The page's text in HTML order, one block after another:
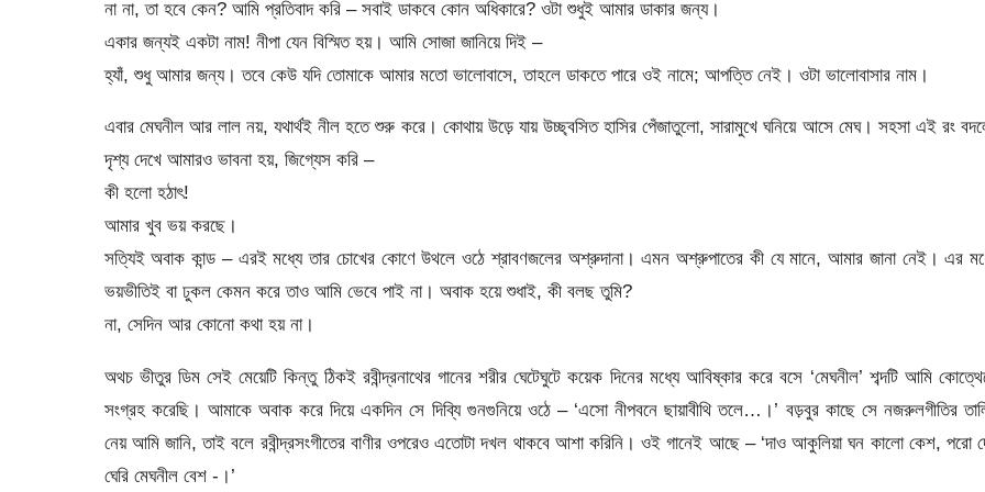
না না, তা হবে কেন? আমি প্রতিবাদ করি – সবাই ডাকবে কোন অধিকারে? ওটা শুধুই আমার ডাকার জন্য।
একার জন্যই একটা নাম! নীপা যেন বিস্মিত হয়। আমি সোজা জানিয়ে দিই –
হ্যাঁ, শুধু আমার জন্য। তবে কেউ যদি তোমাকে আমার মতো ভালোবাসে, তাহলে ডাকতে পারে ওই নামে; আপত্তি নেই। ওটা ভালোবাসার নাম।
এবার মেঘনীল আর লাল নয়, যথার্থই নীল হতে শুরু করে। কোথায় উড়ে যায় উচ্ছ্বসিত হাসির পেঁজাতুলো, সারামুখে ঘনিয়ে আসে মেঘ। সহসা এই রং
দৃশ্য দেখে আমারও ভাবনা হয়, জিগ্যেস করি –
কী হলো হঠাৎ!
আমার খুব ভয় করছে।
সত্যিই অবাক কান্ড – এরই মধ্যে তার চোখের কোণে উথলে ওঠে শ্রাবণজলের অশ্রুদানা। এমন অশ্রুপাতের কী যে মানে, আমার জানা নেই। এর
ভয়ভীতিই বা ঢুকল কেমন করে তাও আমি ভেবে পাই না। অবাক হয়ে শুধাই, কী বলছ তুমি?
না, সেদিন আর কোনো কথা হয় না।
অথচ ভীতুর ডিম সেই মেয়েটি কিন্তু ঠিকই রবীন্দ্রনাথের গানের শরীর ঘেটেঘুটে কয়েক দিনের মধ্যে আবিষ্কার করে বসে ‘মেঘনীল’ শব্দটি আমি
সংগ্রহ করেছি। আমাকে অবাক করে দিয়ে একদিন সে দিব্যি গুনগুনিয়ে ওঠে – ‘এসো নীপবনে ছায়াবীথি তলে…।’ বড়বুর কাছে সে নজরুলগীতির
নেয় আমি জানি, তাই বলে রবীন্দ্রসংগীতের বাণীর ওপরেও এতোটা দখল থাকবে আশা করিনি। ওই গানেই আছে – ‘দাও আকুলিয়া ঘন কালো কেশ, পরো
ঘেরি মেঘনীল বেশ -।’